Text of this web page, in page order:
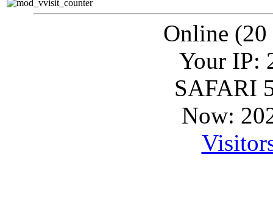
Online (20
Your IP:
SAFARI
Now: